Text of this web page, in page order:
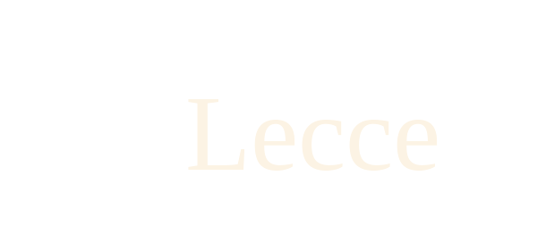
Lecce